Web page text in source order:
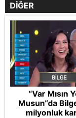
DİĞER
“Var Mısın
Musun”da
milyonluk